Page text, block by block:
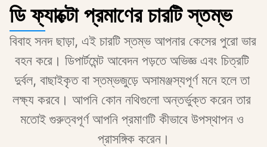
ডি ফ্যাক্টো প্রমাণের চারটি স্তম্ভ
বিবাহ সনদ ছাড়া, এই চারটি স্তম্ভ আপনার কেসের পুরো ভার
বহন করে। ডিপার্টমেন্ট আবেদন পড়তে অভিজ্ঞ এবং চিত্রটি
দুর্বল, বাছাইকৃত বা স্তম্ভজুড়ে অসামঞ্জস্যপূর্ণ মনে হলে তা
লক্ষ্য করবে। আপনি কোন নথিগুলো অন্তর্ভুক্ত করেন তার
মতোই গুরুত্বপূর্ণ আপনি প্রমাণটি কীভাবে উপস্থাপন ও
প্রাসঙ্গিক করেন।